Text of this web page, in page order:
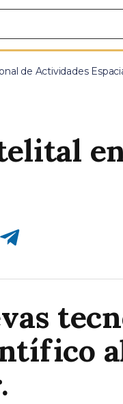
de Actividades
Compartir en Telegram